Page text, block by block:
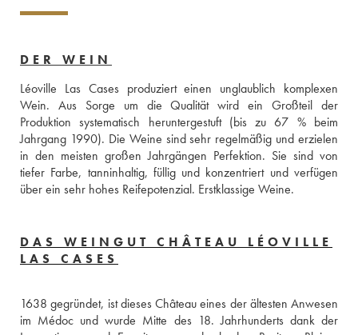
DER WEIN
Léoville Las Cases produziert einen unglaublich komplexen
Wein. Aus Sorge um die Qualität wird ein Großteil der
Produktion systematisch heruntergestuft (bis zu 67 % beim
Jahrgang 1990). Die Weine sind sehr regelmäßig und erzielen
in den meisten großen Jahrgängen Perfektion. Sie sind von
tiefer Farbe, tanninhaltig, füllig und konzentriert und verfügen
über ein sehr hohes Reifepotenzial. Erstklassige Weine.
DAS WEINGUT CHÂTEAU LÉOVILLE
LAS CASES
1638 gegründet, ist dieses Château eines der ältesten Anwesen
im Médoc und wurde Mitte des 18. Jahrhunderts dank der